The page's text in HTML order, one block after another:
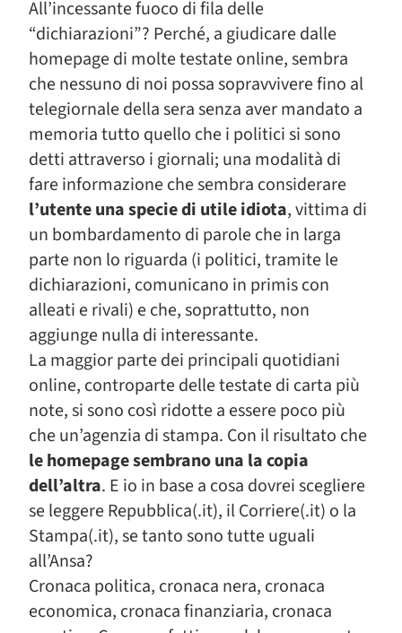
All’incessante fuoco di fila delle
“dichiarazioni”? Perché, a giudicare dalle
homepage di molte testate online, sembra
che nessuno di noi possa sopravvivere fino al
telegiornale della sera senza aver mandato a
memoria tutto quello che i politici si sono
detti attraverso i giornali; una modalità di
fare informazione che sembra considerare
l’utente una specie di utile idiota, vittima di
un bombardamento di parole che in larga
parte non lo riguarda (i politici, tramite le
dichiarazioni, comunicano in primis con
alleati e rivali) e che, soprattutto, non
aggiunge nulla di interessante.
La maggior parte dei principali quotidiani
online, controparte delle testate di carta più
note, si sono così ridotte a essere poco più
che un’agenzia di stampa. Con il risultato che
le homepage sembrano una la copia
dell’altra. E io in base a cosa dovrei scegliere
se leggere Repubblica(.it), il Corriere(.it) o la
Stampa(.it), se tanto sono tutte uguali
all’Ansa?
Cronaca politica, cronaca nera, cronaca
economica, cronaca finanziaria, cronaca